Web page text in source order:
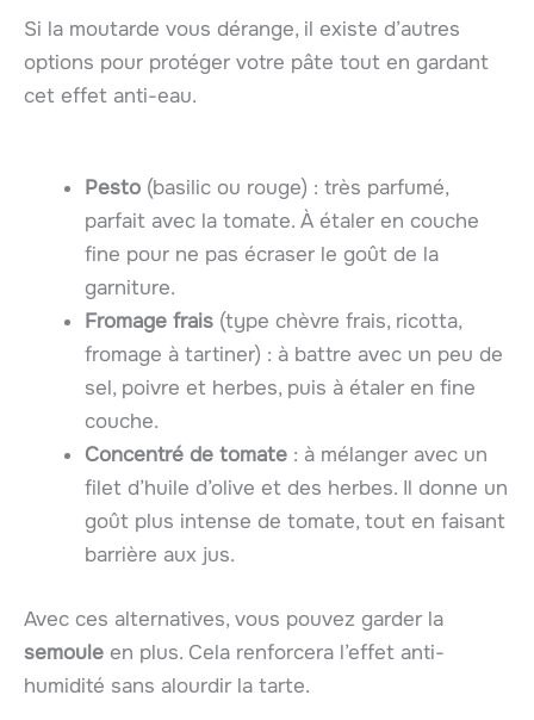
Si la moutarde vous dérange, il existe d’autres
options pour protéger votre pâte tout en gardant
cet effet anti-eau.
Pesto (basilic ou rouge) : très parfumé,
parfait avec la tomate. À étaler en couche
fine pour ne pas écraser le goût de la
garniture.
Fromage frais (type chèvre frais, ricotta,
fromage à tartiner) : à battre avec un peu de
sel, poivre et herbes, puis à étaler en fine
couche.
Concentré de tomate : à mélanger avec un
filet d’huile d’olive et des herbes. Il donne un
goût plus intense de tomate, tout en faisant
barrière aux jus.
Avec ces alternatives, vous pouvez garder la
semoule en plus. Cela renforcera l’effet anti-
humidité sans alourdir la tarte.